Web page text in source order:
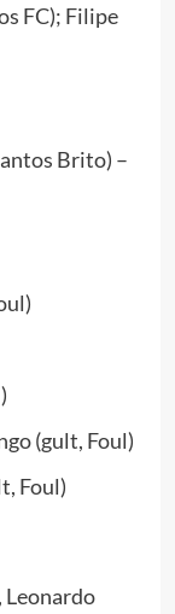
FC); Filipe
Brito) –
(gult, Foul)
Foul)
Leonardo